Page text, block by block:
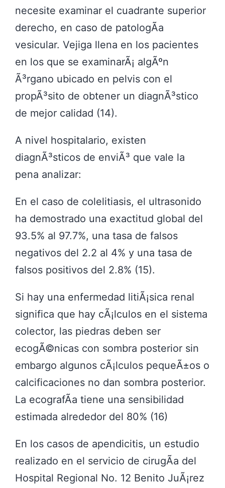
necesite examinar el cuadrante superior
derecho, en caso de patologÃ­a
vesicular. Vejiga llena en los pacientes
en los que se examinarÃ¡ algÃºn
Ã³rgano ubicado en pelvis con el
propÃ³sito de obtener un diagnÃ³stico
de mejor calidad (14).
A nivel hospitalario, existen
diagnÃ³sticos de enviÃ³ que vale la
pena analizar:
En el caso de colelitiasis, el ultrasonido
ha demostrado una exactitud global del
93.5% al 97.7%, una tasa de falsos
negativos del 2.2 al 4% y una tasa de
falsos positivos del 2.8% (15).
Si hay una enfermedad litiÃ¡sica renal
significa que hay cÃ¡lculos en el sistema
colector, las piedras deben ser
ecogÃ©nicas con sombra posterior sin
embargo algunos cÃ¡lculos pequeÃ±os o
calcificaciones no dan sombra posterior.
La ecografÃ­a tiene una sensibilidad
estimada alrededor del 80% (16)
En los casos de apendicitis, un estudio
realizado en el servicio de cirugÃ­a del
Hospital Regional No. 12 Benito JuÃ¡rez